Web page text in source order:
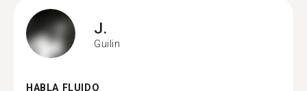
J.
Guilin
HABLA FLUIDO